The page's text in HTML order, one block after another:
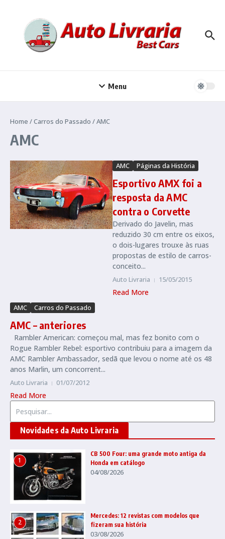
Menu
Home /Carros do Passado /AMC
AMC
AMC Páginas da História
Esportivo AMX foi a
resposta da AMC
contra o Corvette
Derivado do Javelin, mas
reduzido 30 cm entre os eixos,
o dois-lugares trouxe às ruas
propostas de estilo de carros-
conceito...
Auto Livraria 15/05/2015
Read More
AMC Carros do Passado
AMC – anteriores
Rambler American: começou mal, mas fez bonito com o
Rogue Rambler Rebel: esportivo contribuiu para a imagem da
AMC Rambler Ambassador, sedã que levou o nome até os 48
anos Marlin, um concorrent...
Auto Livraria 01/07/2012
Read More
Novidades da Auto Livraria
1
CB 500 Four: uma grande moto antiga da
Honda em catálogo
04/08/2026
2
Mercedes: 12 revistas com modelos que
fizeram sua história
03/08/2026